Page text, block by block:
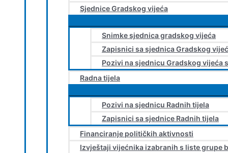
Sjednice Gradskog vijeća
Snimke sjednica gradskog vijeća
Zapisnici sa sjednica Gradskog
Pozivi na sjednicu Gradskog vijeća
Radna tijela
Pozivi na sjednicu Radnih tijela
Zapisnici sa sjednice Radnih tijela
Financiranje političkih aktivnosti
Izvještaji vijećnika izabranih s liste grupe